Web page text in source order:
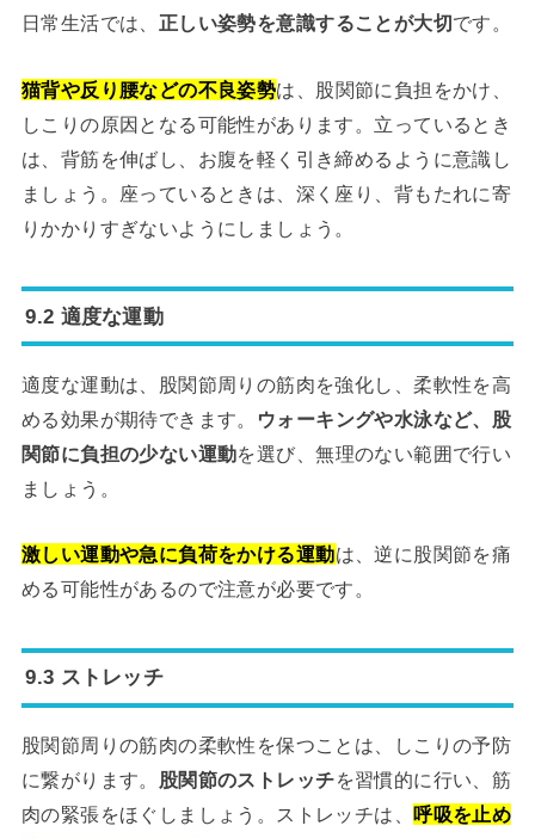
日常生活では、 正しい姿勢を意識することが大切です。
猫背や反り腰などの不良姿勢は、股関節に負担をかけ、
しこりの原因となる可能性があります。立っているとき
は、背筋を伸ばし、お腹を軽く引き締めるように意識し
ましょう。座っているときは、深く座り、背もたれに寄
りかかりすぎないようにしましょう。
9.2 適度な運動
適度な運動は、股関節周りの筋肉を強化し、柔軟性を高
める効果が期待できます。
ウォーキングや水泳など、股
関節に負担の少ない運動を選び、無理のない範囲で行い
ましょう。
激しい運動や急に負荷をかける運動は、逆に股関節を痛
める可能性があるので注意が必要です。
9.3 ストレッチ
股関節周りの筋肉の柔軟性を保つことは、しこりの予防
に繋がります。 股関節のストレッチを習慣的に行い、筋
肉の緊張をほぐしましょう。ストレッチは、呼吸を止め